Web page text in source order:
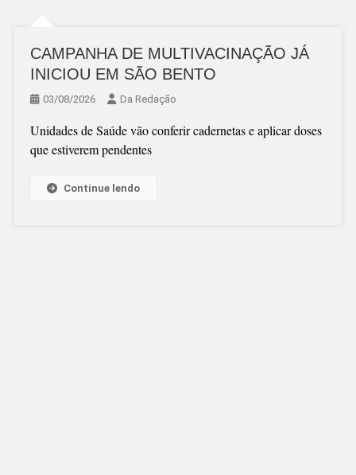
CAMPANHA DE MULTIVACINAÇÃO JÁ
INICIOU EM SÃO BENTO
03/08/2026 Da Redação
Unidades de Saúde vão conferir cadernetas e aplicar doses
que estiverem pendentes
Continue lendo